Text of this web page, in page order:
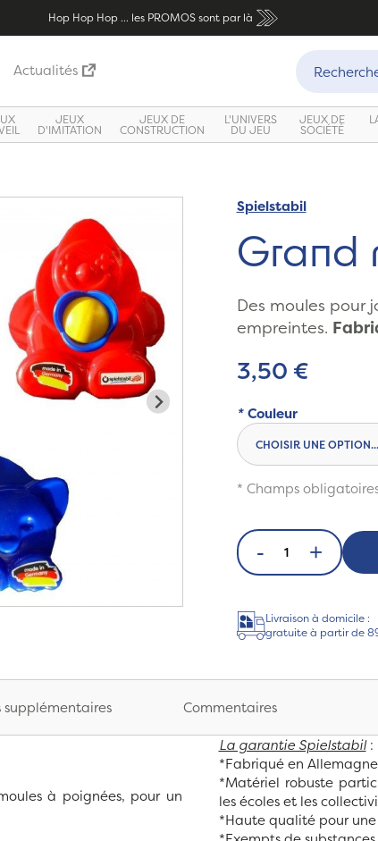
Hop Hop Hop ... les PROMOS sont par là
Actualités
Recherche :
JEUX
D'IMITATION
JEUX DE
CONSTRUCTION
L'UNIVERS
DU JEU
JEUX DE
SOCIÉTÉ
Spielstabil
Grand
Des moules pour
empreintes.
3,50 €
* Couleur
* Champs
- +
Livraison à domicile :
gratuite à partir de
supplémentaires Commentaires
à poignées, pour un
La garantie Spielstabil:
*Fabriqué en Allemagne
*Matériel robuste
les écoles et les
*Haute qualité pour